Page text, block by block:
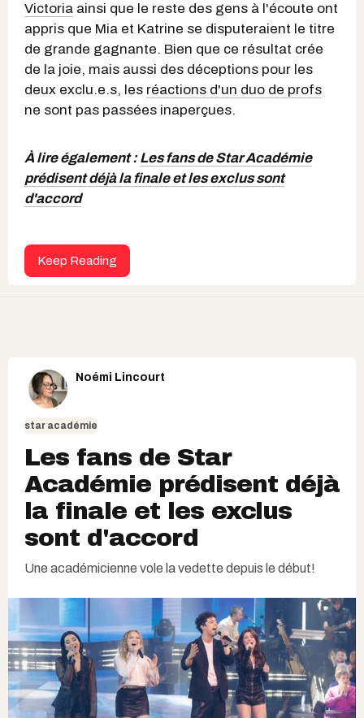
Victoria ainsi que le reste des gens à l'écoute ont
appris que Mia et Katrine se disputeraient le titre
de grande gagnante. Bien que ce résultat crée
de la joie, mais aussi des déceptions pour les
deux exclu.e.s, les réactions d'un duo de profs
ne sont pas passées inaperçues.
À lire également :Les fans de Star Académie
prédisent déjà la finale et les exclus sont
d'accord
Keep Reading
Noémi Lincourt
star académie
Les fans de Star
Académie prédisent déjà
la finale et les exclus
sont d'accord
Une académicienne vole la vedette depuis le début!